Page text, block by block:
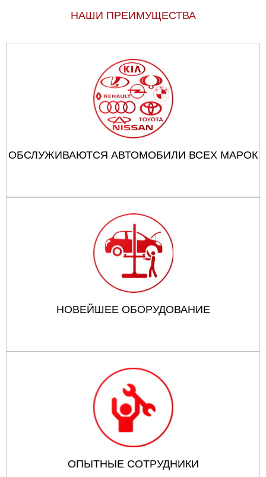
НАШИ ПРЕИМУЩЕСТВА
ОБСЛУЖИВАЮТСЯ АВТОМОБИЛИ ВСЕХ МАРОК
НОВЕЙШЕЕ ОБОРУДОВАНИЕ
ОПЫТНЫЕ СОТРУДНИКИ